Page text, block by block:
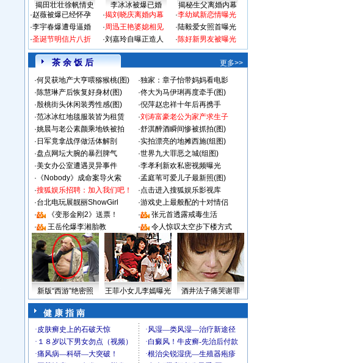
揭田壮壮徐帆情史 李冰冰被爆已婚
揭秘生父离婚内幕
·赵薇被爆已经怀孕
·李宇春爆遭母逼婚
·圣诞节明信片八折
·揭刘晓庆离婚内幕
·周迅王艳婆媳相见
·刘嘉玲自曝正造人
·李幼斌新恋情曝光
·陆毅爱女照首曝光
·陈好新男友被曝光
茶 余 饭 后
更多>>
·何炅获地产大亨喂猕猴桃(图) ·独家：章子怡带妈妈看电影
·陈慧琳产后恢复好身材(图) ·佟大为马伊琍再度牵手(图)
·殷桃街头休闲装秀性感(图) ·倪萍赵忠祥十年后再携手
·范冰冰红地毯服装皆为租赁 ·刘涛富豪老公为家产求生子
·姚晨与老公素颜乘地铁被拍 ·舒淇醉酒瞬间惨被抓拍(图)
· 日军竟拿战俘做活体解剖 ·实拍漂亮的地摊西施(组图)
·盘点网坛大腕的暴烈脾气 ·世界九大罪恶之城(组图)
·美女办公室遭遇灵异事件 ·李孝利新欢私密视频曝光
· 《Nobody》成命案导火索 ·孟庭苇可爱儿子最新照(图)
·搜狐娱乐招聘：加入我们吧！ ·点击进入搜狐娱乐影视库
·台北电玩展靓丽ShowGirl ·游戏史上最般配的十对情侣
·
《变形金刚2》送票！ ·
张元首透露戒毒生活
·
王岳伦爆李湘胎教 · 令人惊叹太空步下楼方式
新版“西游”绝密照 王菲小女儿李嫣曝光 酒井法子痛哭谢罪
健 康 指 南